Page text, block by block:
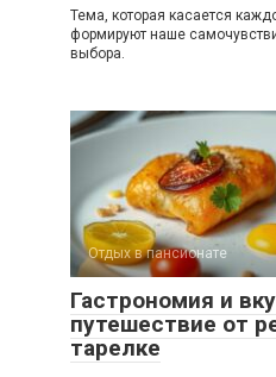
Тема, которая касается
формируют наше
выбора.
Отдых в пансионате
Гастрономия и
путешествие от
тарелке